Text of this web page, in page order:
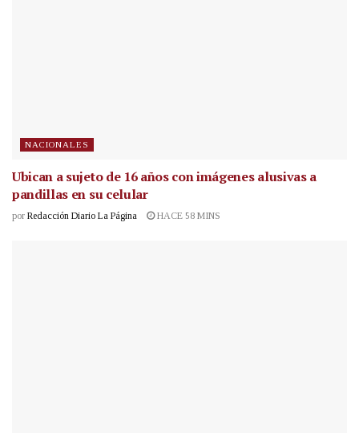
NACIONALES
Ubican a sujeto de 16 años con imágenes alusivas a
pandillas en su celular
por Redacción Diario La Página HACE 58 MINS